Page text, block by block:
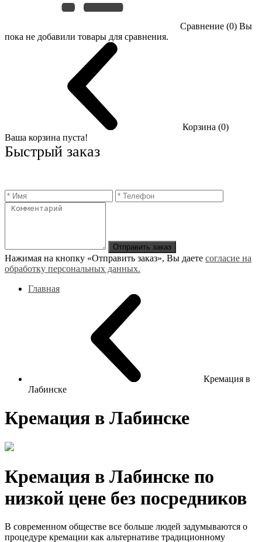
Сравнение (0) Вы
пока не добавили товары для сравнения.
Корзина (0)
Ваша корзина пуста!
Быстрый заказ
Отправить заказ
Нажимая на кнопку «Отправить заказ», Вы даете согласие на
обработку персональных данных.
Главная
Кремация в
Лабинске
Кремация в Лабинске
Кремация в Лабинске по
низкой цене без посредников
В современном обществе все больше людей задумываются о
процедуре кремации как альтернативе традиционному